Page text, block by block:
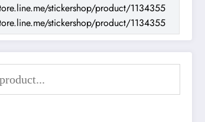
stickershop/product/1134355
stickershop/product/1134355